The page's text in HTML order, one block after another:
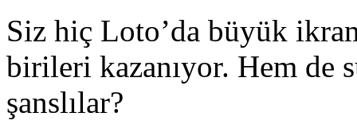
Siz hiç Loto’da büyük
birileri kazanıyor. Hem de
şanslılar?